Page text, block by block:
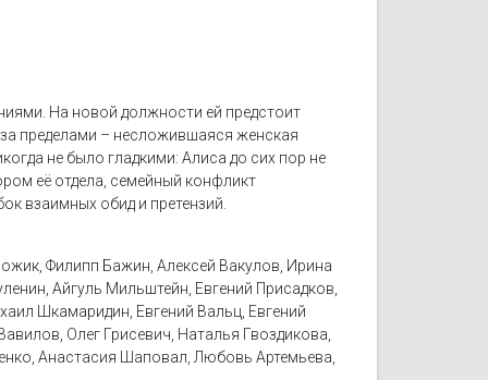
На новой должности ей предстоит
пределами – несложившаяся женская
не было гладкими: Алиса до сих пор не
её отдела, семейный конфликт
взаимных обид и претензий.
Филипп Бажин, Алексей Вакулов, Ирина
Айгуль Мильштейн, Евгений Присадков,
Шкамаридин, Евгений Вальц, Евгений
Олег Грисевич, Наталья Гвоздикова,
Анастасия Шаповал, Любовь Артемьева,